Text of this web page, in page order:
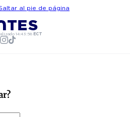
al pie de página
14:43:58 ECT